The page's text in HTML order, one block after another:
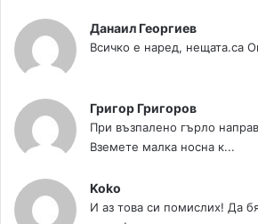
Данаил Георгиев
Всичко е наред, нещата.са
Григор Григоров
При възпалено гърло
Вземете малка носна к...
Koko
И аз това си помислих! Да